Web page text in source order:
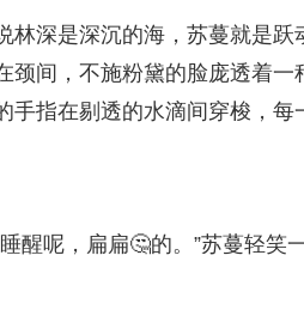
林深是深沉的海，苏蔓就是
颈间，不施粉黛的脸庞透着
手指在剔透的水滴间穿梭，
醒呢，扁扁🤔的。”苏蔓轻笑